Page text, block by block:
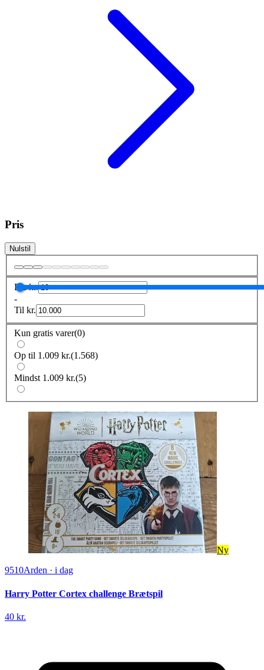
Pris
Nulstil
Frakr.
-
Til kr.
Kun gratis varer(0)
Op til 1.009 kr.(1.568)
Mindst 1.009 kr.(5)
Ny
9510Arden · i dag
Harry Potter Cortex challenge Brætspil
40 kr.